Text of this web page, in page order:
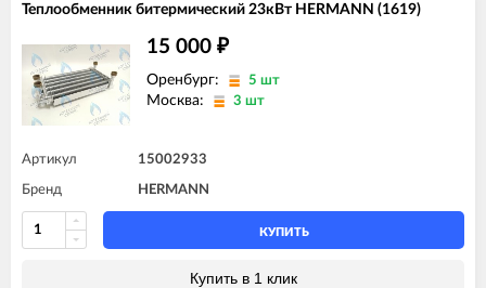
Теплообменник битермический 23кВт HERMANN (1619)
15 000 ₽
Оренбург: 5 шт
Москва: 3 шт
Артикул 15002933
Бренд HERMANN
КУПИТЬ
Купить в 1 клик